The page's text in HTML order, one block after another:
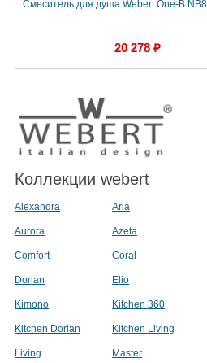
Смеситель для душа Webert One-B
20 278 ₽
Коллекции webert
Alexandra Aria
Aurora Azeta
Comfort Coral
Dorian Elio
Kimono Kitchen 360
Kitchen Dorian Kitchen Living
Living Master